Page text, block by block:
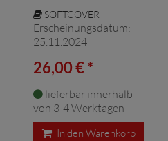
SOFTCOVER
Erscheinungsdatum:
25.11.2024
26,00 € *
lieferbar innerhalb
von 3-4 Werktagen
In den Warenkorb